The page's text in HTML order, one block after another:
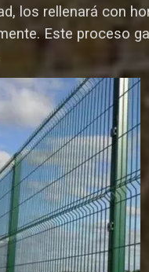
los rellenará con
Este proceso